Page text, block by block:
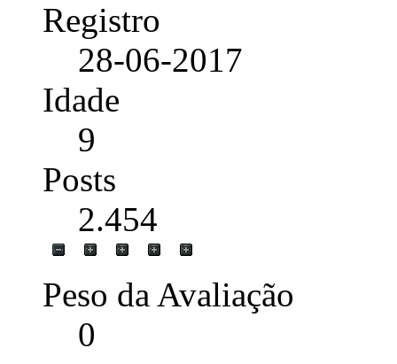
Registro
28-06-2017
Idade
9
Posts
2.454
Peso da Avaliação
0